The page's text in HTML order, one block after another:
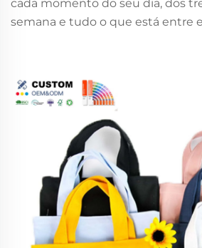
cada momento do seu dia, dos
semana e tudo o que está entre